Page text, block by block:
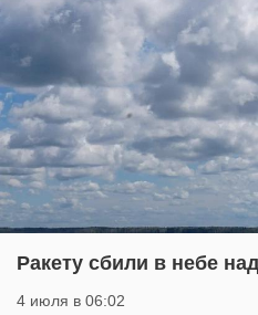
Ракету сбили в небе
4 июля в 06:02